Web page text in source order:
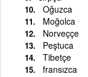
Oğuzca
Moğolca
Norveççe
Peştuca
Tibetçe
fransızca